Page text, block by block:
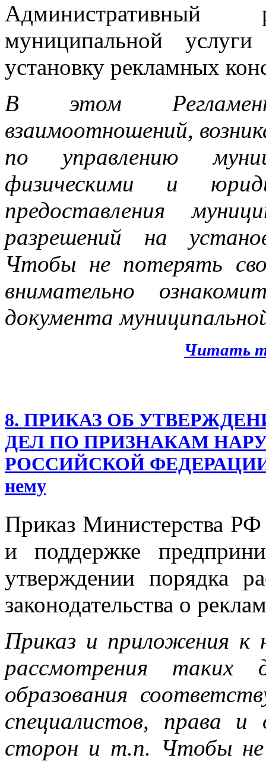
Административный
муниципальной
установку рекламных
В этом
взаимоотношений,
по управлению
физическими и
предоставления
разрешений на
Чтобы не потерять
внимательно
документа
Читать
8. ПРИКАЗ ОБ
ДЕЛ ПО ПРИЗНАКАМ
РОССИЙСКОЙ ФЕДЕРАЦИИ
нему
Приказ Министерства
и поддержке
утверждении порядка
законодательства о
Приказ и приложения к
рассмотрения таких
образования
специалистов, права и
сторон и т.п. Чтобы не